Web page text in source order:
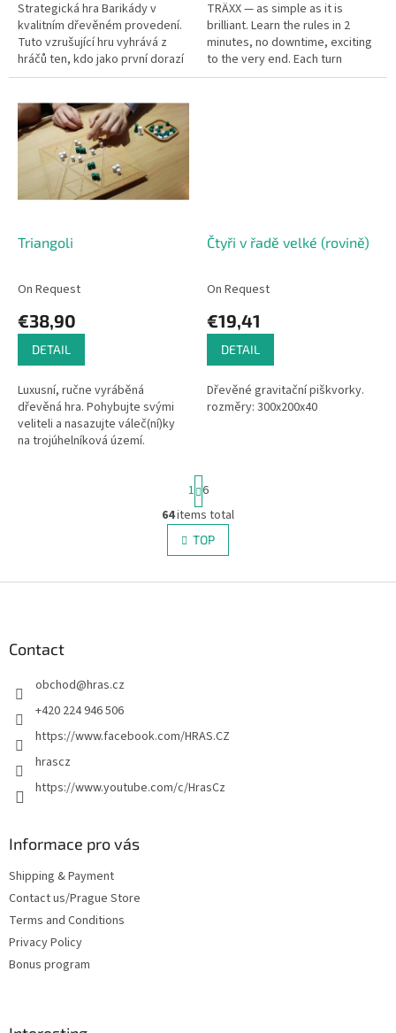
Strategická hra Barikády v
kvalitním dřevěném provedení.
Tuto vzrušující hru vyhrává z
hráčů ten, kdo jako první dorazí
jedním s kamenů do cíle. Hráči
TRÄXX — as simple as it is
brilliant. Learn the rules in 2
minutes, no downtime, exciting
to the very end. Each turn
extend your trail to cover as
Triangoli
On Request
€38,90
DETAIL
Luxusní, ručne vyráběná
dřevěná hra. Pohybujte svými
veliteli a nasazujte váleč(ní)ky
na trojúhelníková území.
Čtyři v řadě velké (rovině)
On Request
€19,41
DETAIL
Dřevěné gravitační piškvorky.
rozměry: 300x200x40
L
i
s
i
l
P
a
g
i
n
a
i
1 6
64items total
TOP
Contact
obchod@hras.cz
+420 224 946 506
https://www.facebook.com/HRAS.CZ
hrascz
https://www.youtube.com/c/HrasCz
Informace pro vás
Shipping & Payment
Contact us/Prague Store
Terms and Conditions
Privacy Policy
Bonus program